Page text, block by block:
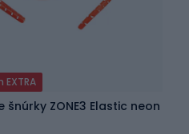
ZONE3 Elastic neon